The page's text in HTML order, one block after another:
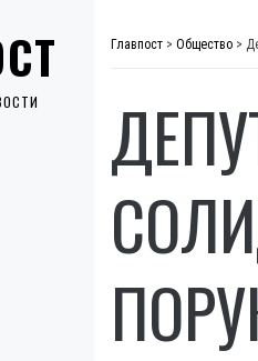
Главпост > Общество >